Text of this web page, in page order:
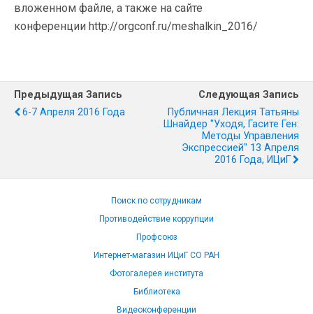
вложенном файле, а также на сайте
конференции http://orgconf.ru/meshalkin_2016/
Предыдущая Запись
6-7 Апреля 2016 Года
Следующая Запись
Публичная Лекция Татьяны
Шнайдер "Уходя, Гасите Ген:
Методы Управления
Экспрессией" 13 Апреля
2016 Года, ИЦиГ
Поиск по сотрудникам
Противодействие коррупции
Профсоюз
Интернет-магазин ИЦиГ СО РАН
Фотогалерея института
Библиотека
Видеоконференции